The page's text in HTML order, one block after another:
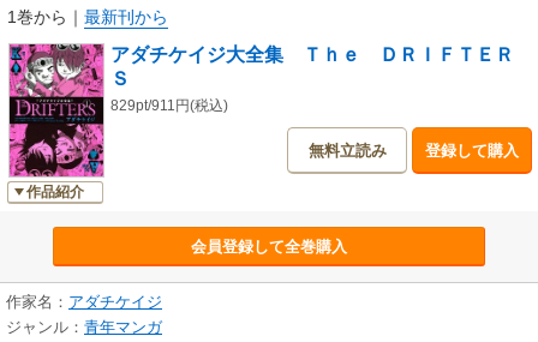
1巻から ｜ 最新刊から
作品紹介
アダチケイジ大全集 Ｔｈｅ ＤＲＩＦＴＥＲ
Ｓ
829pt/911円(税込)
無料立読み 登録して購入
会員登録して全巻購入
作家名： アダチケイジ
ジャンル： 青年マンガ